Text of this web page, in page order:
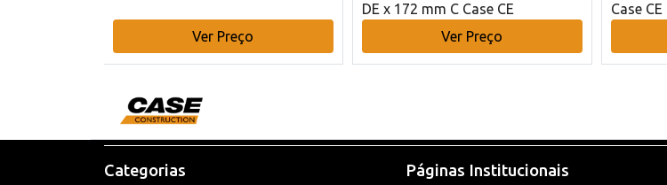
Ver Preço
DE x 172 mm C Case CE
Ver Preço
Case CE
Categorias Páginas Institucionais